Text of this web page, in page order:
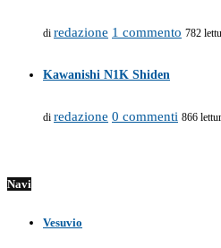
di redazione 1 commento 782
Kawanishi N1K Shiden
di redazione 0 commenti 866
Navi
Vesuvio